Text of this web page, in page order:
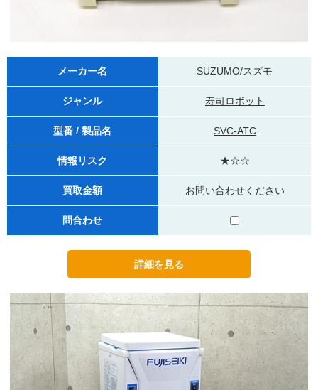
メーカー名 SUZUMO/スズモ
ジャンル 寿司ロボット
型番 / 製品名 SVC-ATC
情報リスク ★☆☆
買取金額 お問い合わせください
問合わせ